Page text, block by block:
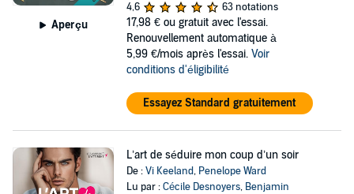
Aperçu
4,6
63 notations
17,98 € ou gratuit avec l'essai.
Renouvellement automatique à
5,99 €/mois après l'essai. Voir
conditions d'éligibilité
Essayez Standard gratuitement
L’art de séduire mon coup d’un soir
De :Vi Keeland, Penelope Ward
Lu par :Cécile Desnoyers, Benjamin